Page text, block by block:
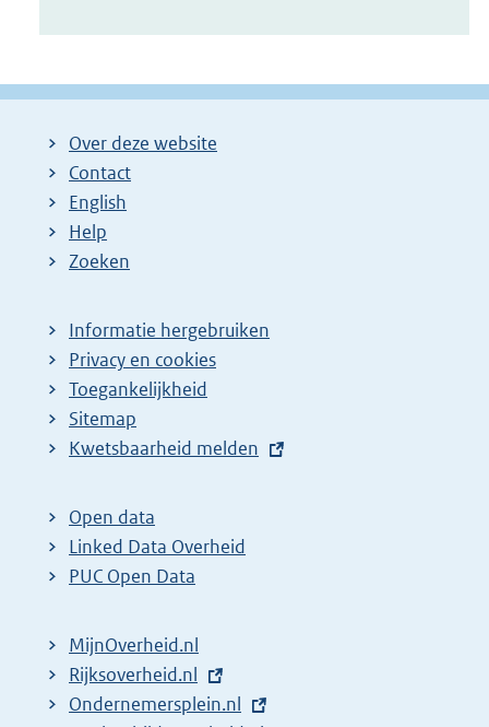
Over deze website
Contact
English
Help
Zoeken
Informatie hergebruiken
Privacy en cookies
Toegankelijkheid
Sitemap
E
t
e
r
l
i
n
Kwetsbaarheid melden
Open data
Linked Data Overheid
PUC Open Data
MijnOverheid.nl
E
x
Rijksoverheid.nl
E
Ondernemersplein.nl